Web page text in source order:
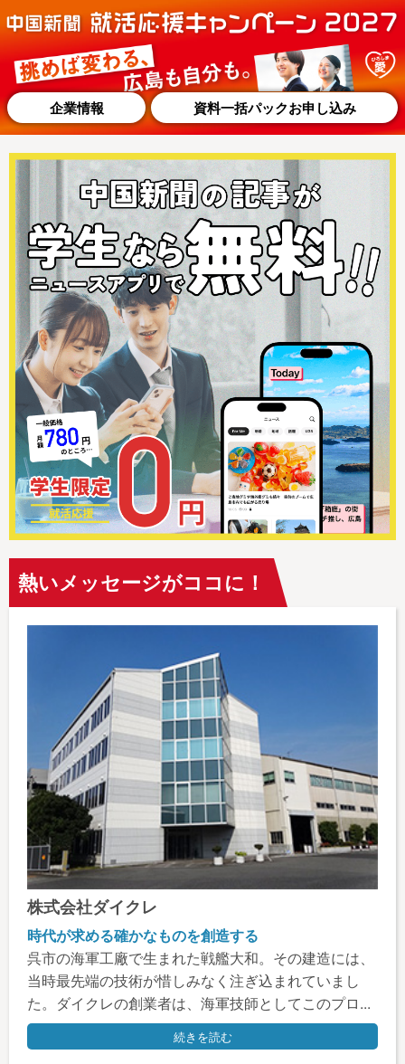
企業情報 資料一括パックお申し込み
熱いメッセージがココに！
株式会社ダイクレ
時代が求める確かなものを創造する
呉市の海軍工廠で生まれた戦艦大和。その建造には、
当時最先端の技術が惜しみなく注ぎ込まれていまし
た。ダイクレの創業者は、海軍技師としてこのプロ...
続きを読む